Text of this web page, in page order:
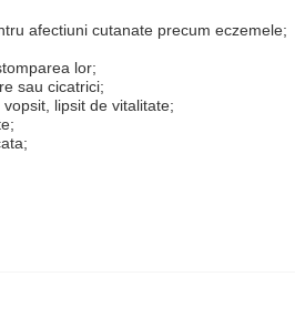
afectiuni cutanate precum eczemele;
lor;
sau cicatrici;
lipsit de vitalitate;